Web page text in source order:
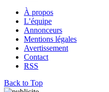
À propos
L’équipe
Annonceurs
Mentions légales
Avertissement
Contact
RSS
Back to Top